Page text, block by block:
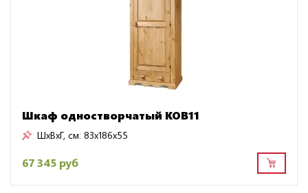
Шкаф одностворчатый KOB11
ШxВxГ, см: 83x186x55
67 345 руб